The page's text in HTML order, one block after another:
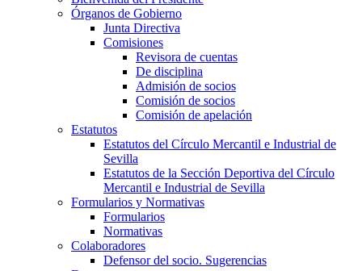
Órganos de Gobierno
Junta Directiva
Comisiones
Revisora de cuentas
De disciplina
Admisión de socios
Comisión de socios
Comisión de apelación
Estatutos
Estatutos del Círculo Mercantil e Industrial de
Sevilla
Estatutos de la Sección Deportiva del Círculo
Mercantil e Industrial de Sevilla
Formularios y Normativas
Formularios
Normativas
Colaboradores
Defensor del socio. Sugerencias